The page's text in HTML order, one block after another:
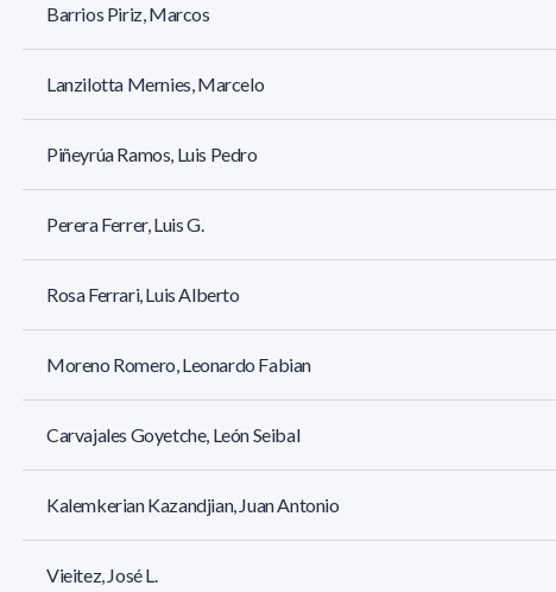
Barrios Piriz, Marcos
Lanzilotta Mernies, Marcelo
Piñeyrúa Ramos, Luis Pedro
Perera Ferrer, Luis G.
Rosa Ferrari, Luis Alberto
Moreno Romero, Leonardo Fabian
Carvajales Goyetche, León Seibal
Kalemkerian Kazandjian, Juan Antonio
Vieitez, José L.